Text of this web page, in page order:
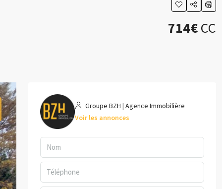
714€CC
Groupe BZH | Agence Immobilière
Voir les annonces